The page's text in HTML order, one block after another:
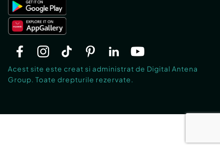
Acest site este creat si administrat de Digital Antena
Group. Toate drepturile rezervate.